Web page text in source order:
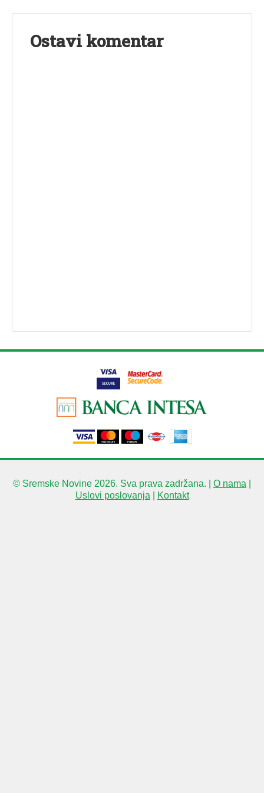
Ostavi komentar
© Sremske Novine 2026. Sva prava zadržana. | O nama
Uslovi poslovanja
Kontakt